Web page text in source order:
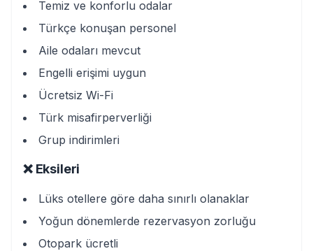
Temiz ve konforlu odalar
Türkçe konuşan personel
Aile odaları mevcut
Engelli erişimi uygun
Ücretsiz Wi-Fi
Türk misafirperverliği
Grup indirimleri
❌ Eksileri
Lüks otellere göre daha sınırlı olanaklar
Yoğun dönemlerde rezervasyon zorluğu
Otopark ücretli